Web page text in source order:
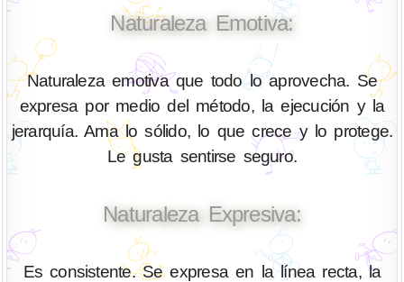
Naturaleza Emotiva:
Naturaleza emotiva que todo lo aprovecha. Se
expresa por medio del método, la ejecución y la
jerarquía. Ama lo sólido, lo que crece y lo protege.
Le gusta sentirse seguro.
Naturaleza Expresiva:
Es consistente. Se expresa en la línea recta, la